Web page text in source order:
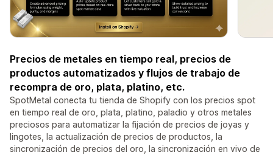
Precios de metales en tiempo real, precios de
productos automatizados y flujos de trabajo de
recompra de oro, plata, platino, etc.
SpotMetal conecta tu tienda de Shopify con los precios spot
en tiempo real de oro, plata, platino, paladio y otros metales
preciosos para automatizar la fijación de precios de joyas y
lingotes, la actualización de precios de productos, la
sincronización de precios del oro, la sincronización en vivo de